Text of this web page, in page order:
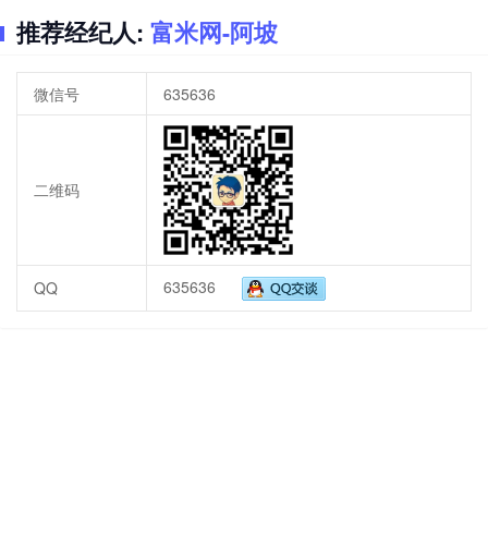
推荐经纪人: 富米网-阿坡
微信号 635636
二维码
QQ 635636